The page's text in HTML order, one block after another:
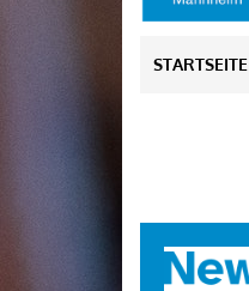
STARTSEITE